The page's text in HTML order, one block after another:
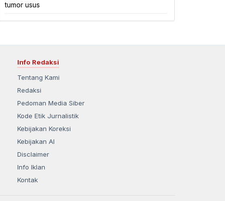
tumor usus
Info Redaksi
Tentang Kami
Redaksi
Pedoman Media Siber
Kode Etik Jurnalistik
Kebijakan Koreksi
Kebijakan AI
Disclaimer
Info Iklan
Kontak